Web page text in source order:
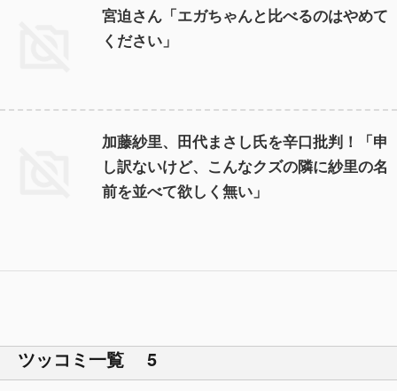
宮迫さん「エガちゃんと比べるのはやめて
ください」
加藤紗里、田代まさし氏を辛口批判！「申
し訳ないけど、こんなクズの隣に紗里の名
前を並べて欲しく無い」
ツッコミ一覧 5